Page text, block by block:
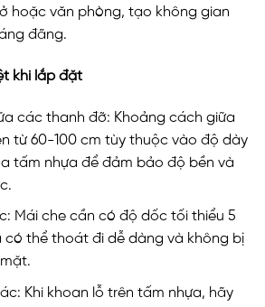
hoặc văn phòng, tạo không gian
đãng.
khi lắp đặt
các thanh đỡ: Khoảng cách giữa
từ 60-100 cm tùy thuộc vào độ dày
tấm nhựa để đảm bảo độ bền và
Mái che cần có độ dốc tối thiểu 5
có thể thoát đi dễ dàng và không bị
Khi khoan lỗ trên tấm nhựa, hãy